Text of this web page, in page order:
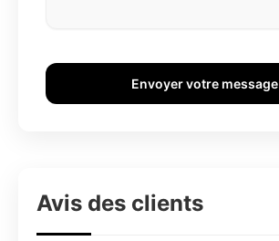
Envoyer votre message
Avis des clients